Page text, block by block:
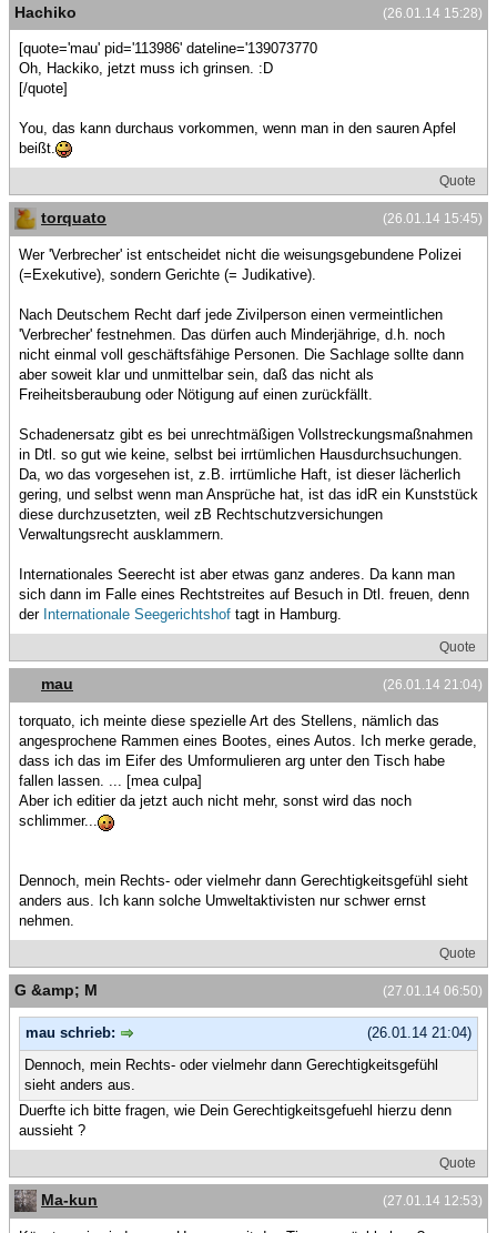
(26.01.14 15:28)
Hachiko
[quote='mau' pid='113986' dateline='139073770
Oh, Hackiko, jetzt muss ich grinsen. :D
[/quote]
You, das kann durchaus vorkommen, wenn man in den sauren Apfel
beißt.
Quote
(26.01.14 15:45)
torquato
Wer 'Verbrecher' ist entscheidet nicht die weisungsgebundene Polizei
(=Exekutive), sondern Gerichte (= Judikative).
Nach Deutschem Recht darf jede Zivilperson einen vermeintlichen
'Verbrecher' festnehmen. Das dürfen auch Minderjährige, d.h. noch
nicht einmal voll geschäftsfähige Personen. Die Sachlage sollte dann
aber soweit klar und unmittelbar sein, daß das nicht als
Freiheitsberaubung oder Nötigung auf einen zurückfällt.
Schadenersatz gibt es bei unrechtmäßigen Vollstreckungsmaßnahmen
in Dtl. so gut wie keine, selbst bei irrtümlichen Hausdurchsuchungen.
Da, wo das vorgesehen ist, z.B. irrtümliche Haft, ist dieser lächerlich
gering, und selbst wenn man Ansprüche hat, ist das idR ein Kunststück
diese durchzusetzten, weil zB Rechtschutzversichungen
Verwaltungsrecht ausklammern.
Internationales Seerecht ist aber etwas ganz anderes. Da kann man
sich dann im Falle eines Rechtstreites auf Besuch in Dtl. freuen, denn
der Internationale Seegerichtshof tagt in Hamburg.
Quote
(26.01.14 21:04)
mau
torquato, ich meinte diese spezielle Art des Stellens, nämlich das
angesprochene Rammen eines Bootes, eines Autos. Ich merke gerade,
dass ich das im Eifer des Umformulieren arg unter den Tisch habe
fallen lassen. ... [mea culpa]
Aber ich editier da jetzt auch nicht mehr, sonst wird das noch
schlimmer...
Dennoch, mein Rechts- oder vielmehr dann Gerechtigkeitsgefühl sieht
anders aus. Ich kann solche Umweltaktivisten nur schwer ernst
nehmen.
Quote
(27.01.14 06:50)
G &amp; M
(26.01.14 21:04)
mau schrieb:
Dennoch, mein Rechts- oder vielmehr dann Gerechtigkeitsgefühl
sieht anders aus.
Duerfte ich bitte fragen, wie Dein Gerechtigkeitsgefuehl hierzu denn
aussieht ?
Quote
(27.01.14 12:53)
Ma-kun